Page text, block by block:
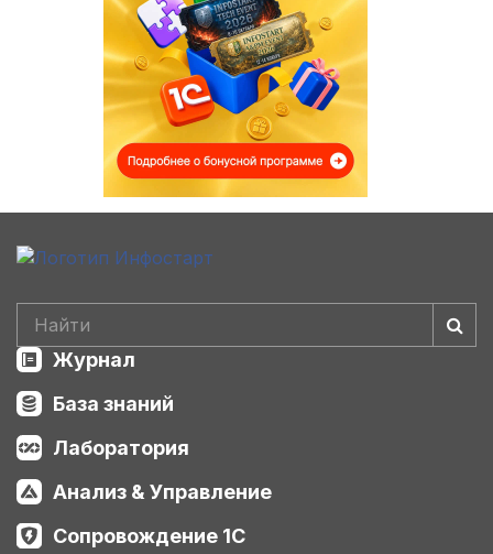
Журнал
База знаний
Лаборатория
Анализ & Управление
Сопровождение 1С